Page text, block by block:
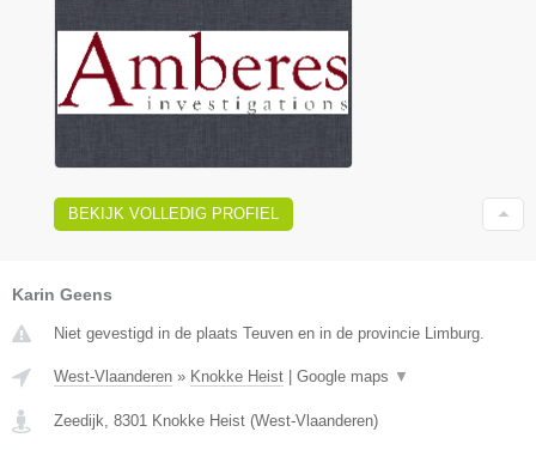
BEKIJK VOLLEDIG PROFIEL
Karin Geens
Niet gevestigd in de plaats Teuven en in de provincie Limburg.
West-Vlaanderen » Knokke Heist | Google maps ▼
Zeedijk 8301 Knokke Heist (West-Vlaanderen)